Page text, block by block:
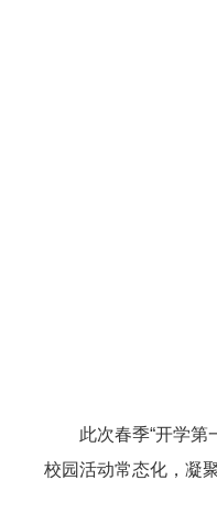
此次春季“开学
校园活动常态化，凝